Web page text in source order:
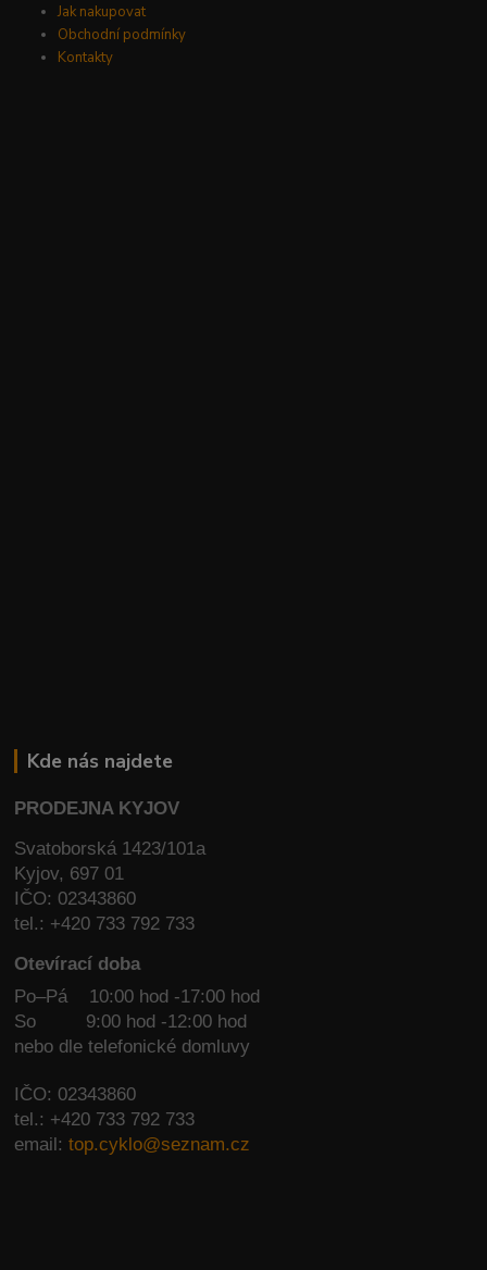
Jak nakupovat
Obchodní podmínky
Kontakty
Kde nás najdete
PRODEJNA KYJOV
Svatoborská 1423/101a
Kyjov, 697 01
IČO: 02343860
tel.: +420 733 792 733
Otevírací doba
Po–Pá 10:00 hod -17:00 hod
So
9:00 hod -12:00 hod
nebo dle telefonické domluvy
IČO: 02343860
tel.: +420 733 792 733
email:top.cyklo@seznam.cz